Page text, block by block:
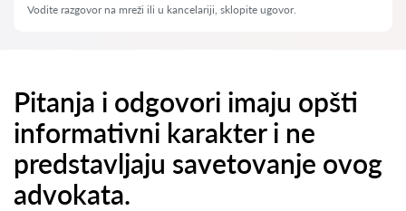
Vodite razgovor na mreži ili u kancelariji, sklopite ugovor.
Pitanja i odgovori imaju opšti
informativni karakter i ne
predstavljaju savetovanje ovog
advokata.